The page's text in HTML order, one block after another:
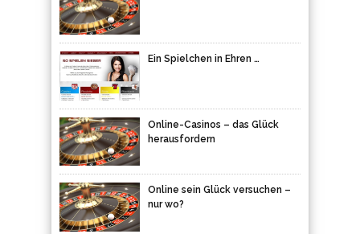
Ein Spielchen in Ehren …
Online-Casinos – das Glück
herausfordern
Online sein Glück versuchen –
nur wo?